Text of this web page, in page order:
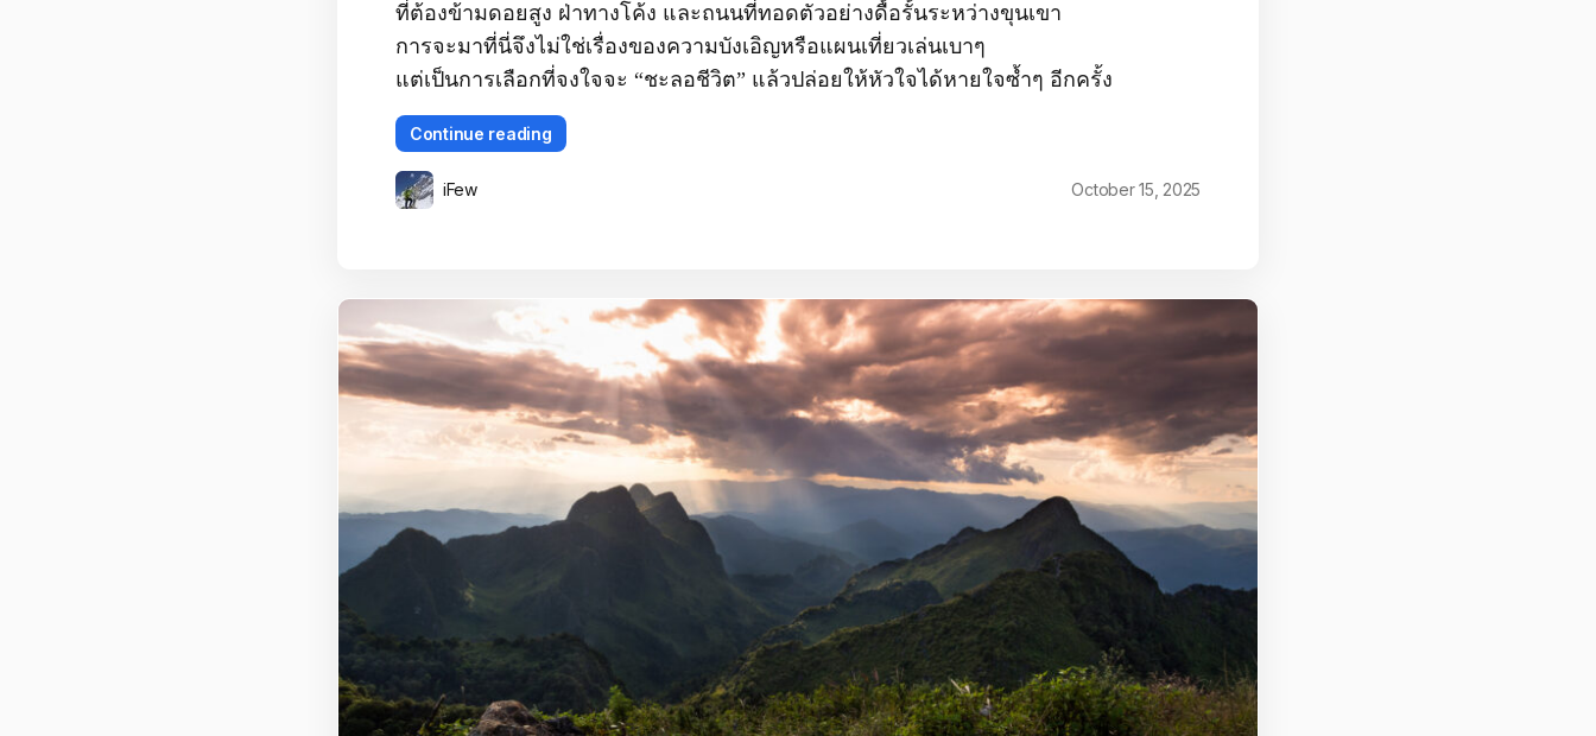
ที่ต้องข้ามดอยสูง ฝ่าทางโค้ง และถนนที่ทอดตัวอย่างดื้อรั้นระหว่างขุนเขา
การจะมาที่นี่จึงไม่ใช่เรื่องของความบังเอิญหรือแผนเที่ยวเล่นเบาๆ
แต่เป็นการเลือกที่จงใจจะ “ชะลอชีวิต” แล้วปล่อยให้หัวใจได้หายใจซ้ำๆ อีกครั้ง
Continue reading
iFew October 15, 2025